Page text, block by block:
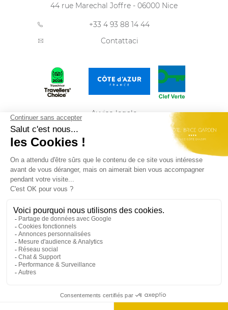
44 rue Marechal Joffre - 06000 Nice
+33 4 93 88 14 44
Contattaci
Avviso legale
Politica sulla riservatezza
Best Western Plus Hôtel Brice Garden Nice du
groupeSummer Hotels
Rejoignez-nous et retrouvez nos dernières offres
d'emploi
Ogni proprietà BWH Hotels è gestita individualmente da un